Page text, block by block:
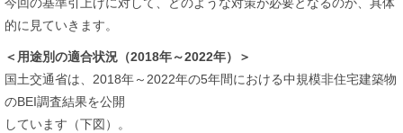
的に見ていきます。
＜用途別の適合状況（2018年～2022年）＞
国土交通省は、2018年～2022年の5年間における中規模非住宅建築物
のBEI調査結果を公開
しています（下図）。